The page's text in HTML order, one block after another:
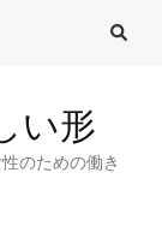
い形
のための働き